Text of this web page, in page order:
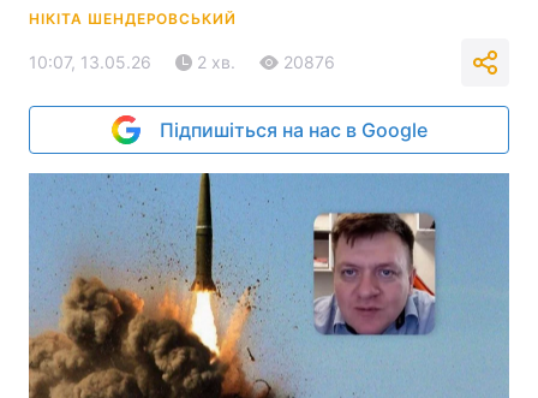
НІКІТА ШЕНДЕРОВСЬКИЙ
10:07, 13.05.26 2 хв. 20876
Підпишіться на нас в Google